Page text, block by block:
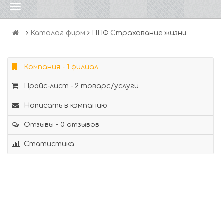
Каталог фирм ППФ Страхование жизни
Компания - 1 филиал
Прайс-лист - 2 товара/услуги
Написать в компанию
Отзывы - 0 отзывов
Статистика